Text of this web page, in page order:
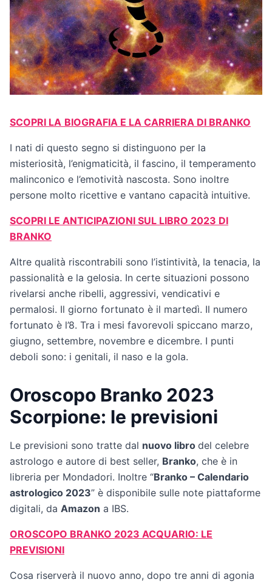
SCOPRI LA BIOGRAFIA E LA CARRIERA DI BRANKO
I nati di questo segno si distinguono per la
misteriosità, l’enigmaticità, il fascino, il temperamento
malinconico e l’emotività nascosta. Sono inoltre
persone molto ricettive e vantano capacità intuitive.
SCOPRI LE ANTICIPAZIONI SUL LIBRO 2023 DI
BRANKO
Altre qualità riscontrabili sono l’istintività, la tenacia, la
passionalità e la gelosia. In certe situazioni possono
rivelarsi anche ribelli, aggressivi, vendicativi e
permalosi. Il giorno fortunato è il martedì. Il numero
fortunato è l’8. Tra i mesi favorevoli spiccano marzo,
giugno, settembre, novembre e dicembre. I punti
deboli sono: i genitali, il naso e la gola.
Oroscopo Branko 2023
Scorpione: le previsioni
Le previsioni sono tratte dal nuovo libro del celebre
astrologo e autore di best seller, Branko, che è in
libreria per Mondadori. Inoltre “Branko – Calendario
astrologico 2023” è disponibile sulle note piattaforme
digitali, da Amazon a IBS.
OROSCOPO BRANKO 2023 ACQUARIO: LE
PREVISIONI
Cosa riserverà il nuovo anno, dopo tre anni di agonia